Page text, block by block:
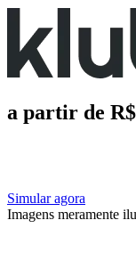
a partir de
Simular agora
Imagens meramente